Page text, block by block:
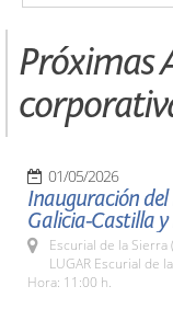
Próximas
01/05/2026
Inauguración del
Galicia-Castilla
Escurial de la Sierra
LUGAR Escurial de
Hora: 11:00 h.